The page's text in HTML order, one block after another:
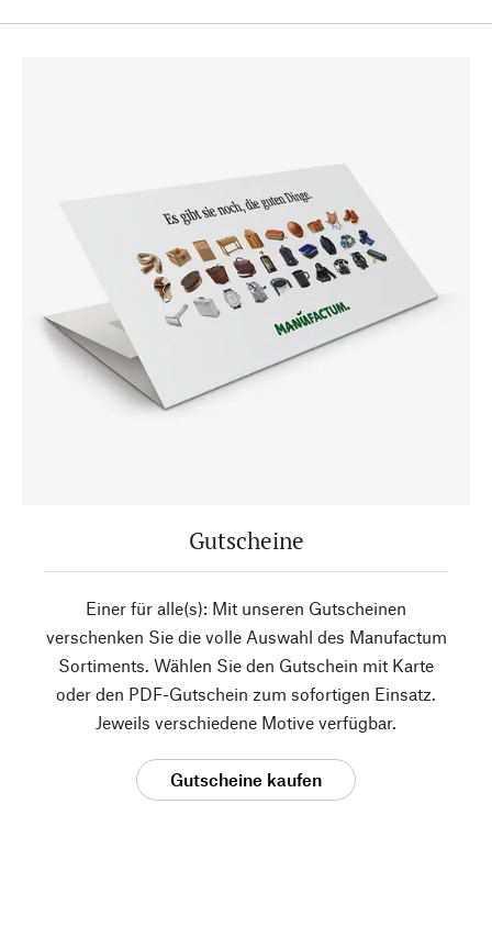
Gutscheine
Einer für alle(s): Mit unseren Gutscheinen
verschenken Sie die volle Auswahl des Manufactum
Sortiments. Wählen Sie den Gutschein mit Karte
oder den PDF-Gutschein zum sofortigen Einsatz.
Jeweils verschiedene Motive verfügbar.
Gutscheine kaufen